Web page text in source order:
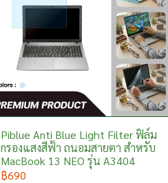
Piblue Anti Blue Light Filter ฟิล์ม
กรองแสงสีฟ้า ถนอมสายตา สำหรับ
MacBook 13 NEO รุ่น A3404
฿690